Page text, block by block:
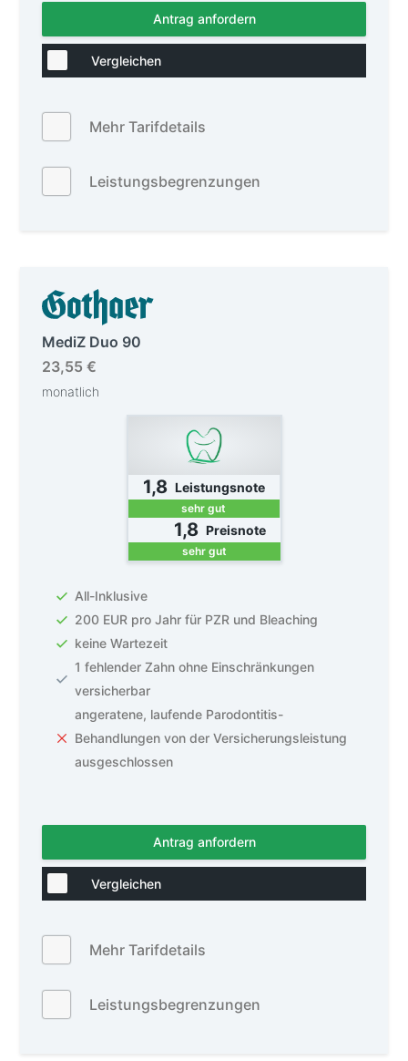
Antrag anfordern
Vergleichen
Mehr Tarifdetails
Leistungsbegrenzungen
MediZ Duo 90
23,55 €
monatlich
1,8 Leistungsnote
sehr gut
1,8 Preisnote
sehr gut
All-Inklusive
200 EUR pro Jahr für PZR und Bleaching
keine Wartezeit
1 fehlender Zahn ohne Einschränkungen
versicherbar
angeratene, laufende Parodontitis-
Behandlungen von der Versicherungsleistung
ausgeschlossen
Antrag anfordern
Vergleichen
Mehr Tarifdetails
Leistungsbegrenzungen